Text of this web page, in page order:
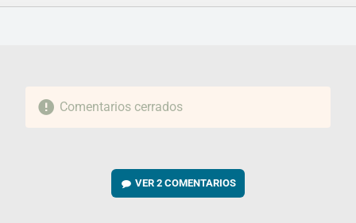
FACEBOOKTWITTERFLIPBOARD
E-
WHATSAPP
Comentarios cerrados
VER2 COMENTARIOS